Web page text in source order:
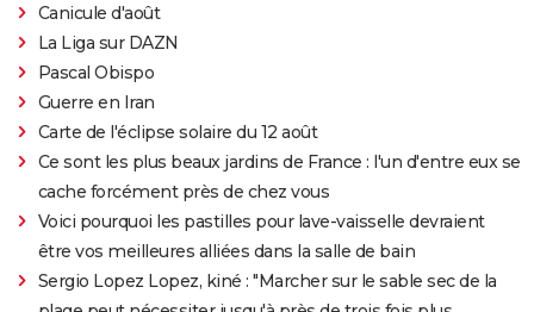
Canicule d'août
La Liga sur DAZN
Pascal Obispo
Guerre en Iran
Carte de l'éclipse solaire du 12 août
Ce sont les plus beaux jardins de France : l'un d'entre eux se
cache forcément près de chez vous
Voici pourquoi les pastilles pour lave-vaisselle devraient
être vos meilleures alliées dans la salle de bain
Sergio Lopez Lopez, kiné : "Marcher sur le sable sec de la